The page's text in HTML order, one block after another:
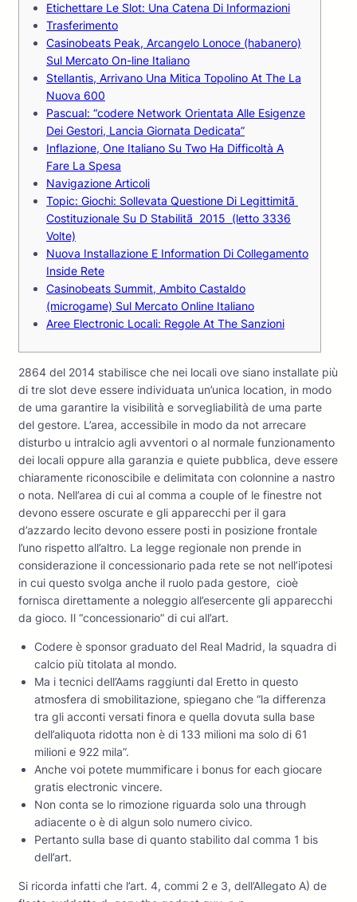
Etichettare Le Slot: Una Catena Di Informazioni
Trasferimento
Casinobeats Peak, Arcangelo Lonoce (habanero)
Sul Mercato On-line Italiano
Stellantis, Arrivano Una Mitica Topolino At The La
Nuova 600
Pascual: “codere Network Orientata Alle Esigenze
Dei Gestori, Lancia Giornata Dedicata”
Inflazione, One Italiano Su Two Ha Difficoltà A
Fare La Spesa
Navigazione Articoli
Topic: Giochi: Sollevata Questione Di Legittimitã
Costituzionale Su D Stabilitã 2015 (letto 3336
Volte)
Nuova Installazione E Information Di Collegamento
Inside Rete
Casinobeats Summit, Ambito Castaldo
(microgame) Sul Mercato Online Italiano
Aree Electronic Locali: Regole At The Sanzioni
2864 del 2014 stabilisce che nei locali ove siano installate più
di tre slot deve essere individuata un’unica location, in modo
de uma garantire la visibilità e sorvegliabilità de uma parte
del gestore. L’area, accessibile in modo da not arrecare
disturbo u intralcio agli avventori o al normale funzionamento
dei locali oppure alla garanzia e quiete pubblica, deve essere
chiaramente riconoscibile e delimitata con colonnine a nastro
o nota. Nell’area di cui al comma a couple of le finestre not
devono essere oscurate e gli apparecchi per il gara
d’azzardo lecito devono essere posti in posizione frontale
l’uno rispetto all’altro. La legge regionale non prende in
considerazione il concessionario pada rete se not nell’ipotesi
in cui questo svolga anche il ruolo pada gestore, cioè
fornisca direttamente a noleggio all’esercente gli apparecchi
da gioco. Il “concessionario” di cui all’art.
Codere è sponsor graduato del Real Madrid, la squadra di
calcio più titolata al mondo.
Ma i tecnici dell’Aams raggiunti dal Eretto in questo
atmosfera di smobilitazione, spiegano che “la differenza
tra gli acconti versati finora e quella dovuta sulla base
dell’aliquota ridotta non è di 133 milioni ma solo di 61
milioni e 922 mila”.
Anche voi potete mummificare i bonus for each giocare
gratis electronic vincere.
Non conta se lo rimozione riguarda solo una through
adiacente o è di algun solo numero civico.
Pertanto sulla base di quanto stabilito dal comma 1 bis
dell’art.
Si ricorda infatti che l’art. 4, commi 2 e 3, dell’Allegato A) de